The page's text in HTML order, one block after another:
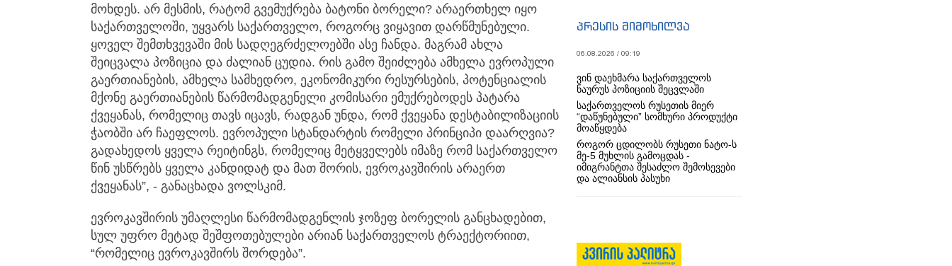
მოხდეს. არ მესმის, რატომ გვემუქრება ბატონი ბორელი? არაერთხელ იყო
საქართველოში, უყვარს საქართველო, როგორც ვიყავით დარწმუნებული.
ყოველ შემთხვევაში მის სადღეგრძელოებში ასე ჩანდა. მაგრამ ახლა
შეიცვალა პოზიცია და ძალიან ცუდია. რის გამო შეიძლება ამხელა ევროპული
გაერთიანების, ამხელა სამხედრო, ეკონომიკური რესურსების, პოტენციალის
მქონე გაერთიანების წარმომადგენელი კომისარი ემუქრებოდეს პატარა
ქვეყანას, რომელიც თავს იცავს, რადგან უნდა, რომ ქვეყანა დესტაბილიზაციის
ჭაობში არ ჩაეფლოს. ევროპული სტანდარტის რომელი პრინციპი დაარღვია?
გადახედოს ყველა რეიტინგს, რომელიც მეტყველებს იმაზე რომ საქართველო
წინ უსწრებს ყველა კანდიდატ და მათ შორის, ევროკავშირის არაერთ
ქვეყანას”, - განაცხადა ვოლსკიმ.
ევროკავშირის უმაღლესი წარმომადგენლის ჯოზეფ ბორელის განცხადებით,
სულ უფრო მეტად შეშფოთებულები არიან საქართველოს ტრაექტორიით,
“რომელიც ევროკავშირს შორდება”.
პრესის მიმოხილვა
06.08.2026 / 09:19
ვინ დაეხმარა საქართველოს
ნაურუს პოზიციის შეცვლაში
საქართველოს რუსეთის მიერ
“დაწუნებული” სომხური პროდუქტი
მოაწყდება
როგორ ცდილობს რუსეთი ნატო-ს
მე-5 მუხლის გამოცდას -
იმიგრანტთა შესაძლო შემოსევები
და ალიანსის პასუხი